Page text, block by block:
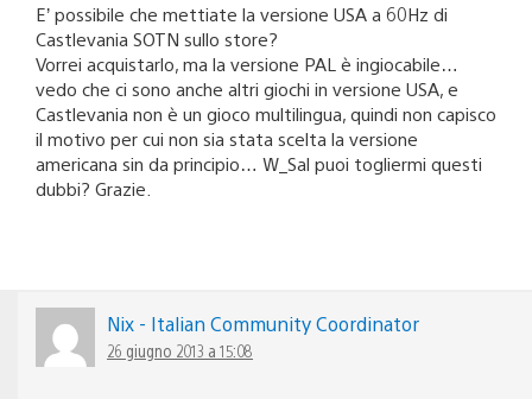
E’ possibile che mettiate la versione USA a 60Hz di
Castlevania SOTN sullo store?
Vorrei acquistarlo, ma la versione PAL è ingiocabile…
vedo che ci sono anche altri giochi in versione USA, e
Castlevania non è un gioco multilingua, quindi non capisco
il motivo per cui non sia stata scelta la versione
americana sin da principio… W_Sal puoi togliermi questi
dubbi? Grazie.
Nix - Italian Community Coordinator
26 giugno 2013 a 15:08